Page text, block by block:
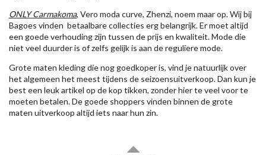
ONLY Carmakoma, Vero moda curve, Zhenzi, noem maar op. Wij bij
Bagoes vinden betaalbare collecties erg belangrijk. Er moet altijd
een goede verhouding zijn tussen de prijs en kwaliteit. Mode die
niet veel duurder is of zelfs gelijk is aan de reguliere mode.
Grote maten kleding die nog goedkoper is, vind je natuurlijk over
het algemeen het meest tijdens de seizoensuitverkoop. Dan kun je
best een leuk artikel op de kop tikken, zonder hier te veel voor te
moeten betalen. De goede shoppers vinden binnen de grote
maten uitverkoop altijd iets naar hun zin.